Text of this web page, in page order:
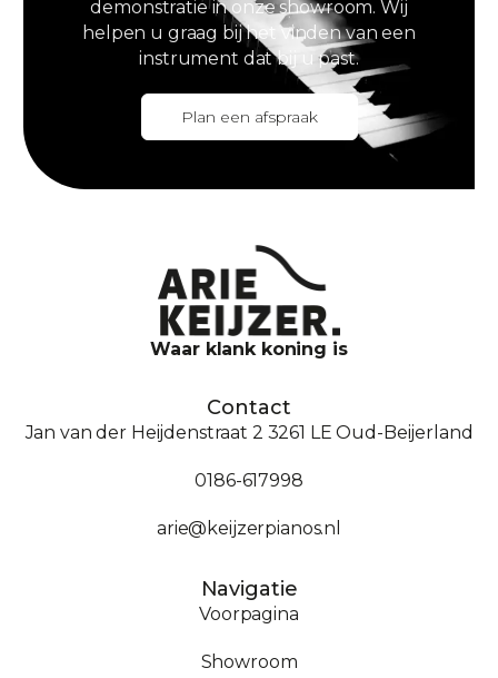
demonstratie in onze showroom. Wij
helpen u graag bij het vinden van een
instrument dat bij u past.
Plan een afspraak
Waar klank koning is
Contact
Jan van der Heijdenstraat 2 3261 LE Oud-Beijerland
0186-617998
arie@keijzerpianos.nl
Navigatie
Voorpagina
Showroom